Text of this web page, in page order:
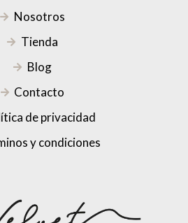
Nosotros
Tienda
Blog
Contacto
de privacidad
y condiciones